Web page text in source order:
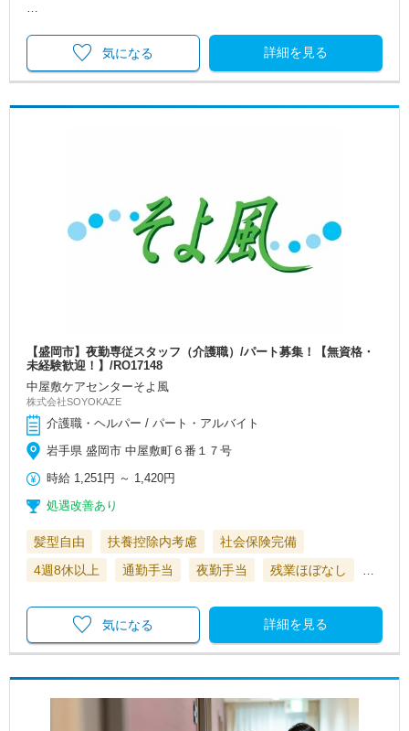
…
詳細を見る
気になる
【盛岡市】夜勤専従スタッフ（介護職）/パート募集！【無資格・
未経験歓迎！】/RO17148
中屋敷ケアセンターそよ風
株式会社SOYOKAZE
介護職・ヘルパー / パート・アルバイト
岩手県 盛岡市 中屋敷町６番１７号
時給 1,251円 ～ 1,420円
処遇改善あり
髪型自由 扶養控除内考慮
社会保険完備
4週8休以上
通勤手当 夜勤手当 残業ほぼなし …
詳細を見る
気になる